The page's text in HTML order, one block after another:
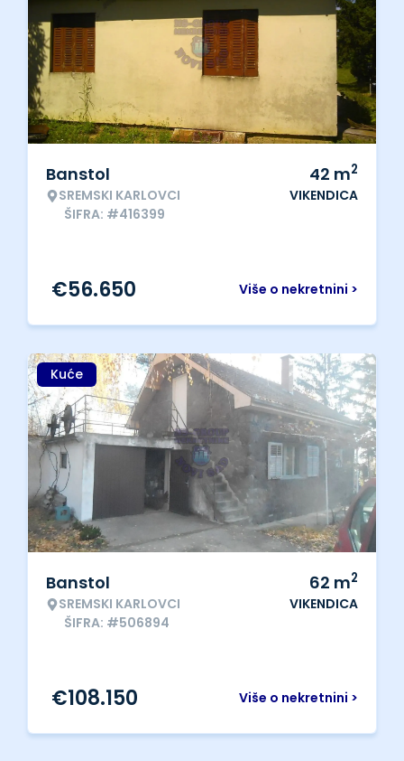
Banstol
SREMSKI KARLOVCI
ŠIFRA: #416399
42 m2
VIKENDICA
Više o nekretnini >
€56.650
Kuće
Banstol
SREMSKI KARLOVCI
ŠIFRA: #506894
62 m2
VIKENDICA
Više o nekretnini >
€108.150